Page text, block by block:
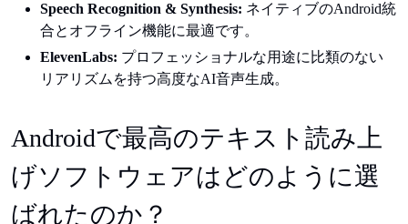
Speech Recognition & Synthesis: ネイティブのAndroid統
合とオフライン機能に最適です。
ElevenLabs: プロフェッショナルな用途に比類のない
リアリズムを持つ高度なAI音声生成。
Androidで最高のテキスト読み上
げソフトウェアはどのように選
ばれたのか？